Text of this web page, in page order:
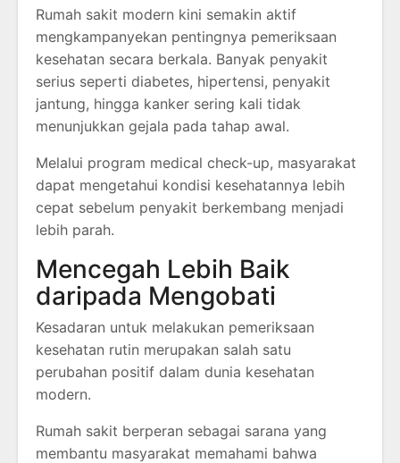
Rumah sakit modern kini semakin aktif
mengkampanyekan pentingnya pemeriksaan
kesehatan secara berkala. Banyak penyakit
serius seperti diabetes, hipertensi, penyakit
jantung, hingga kanker sering kali tidak
menunjukkan gejala pada tahap awal.
Melalui program medical check-up, masyarakat
dapat mengetahui kondisi kesehatannya lebih
cepat sebelum penyakit berkembang menjadi
lebih parah.
Mencegah Lebih Baik
daripada Mengobati
Kesadaran untuk melakukan pemeriksaan
kesehatan rutin merupakan salah satu
perubahan positif dalam dunia kesehatan
modern.
Rumah sakit berperan sebagai sarana yang
membantu masyarakat memahami bahwa